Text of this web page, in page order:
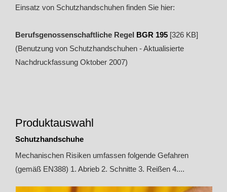
Einsatz von Schutzhandschuhen finden Sie hier:
Berufsgenossenschaftliche Regel BGR 195 [326 KB]
(Benutzung von Schutzhandschuhen - Aktualisierte
Nachdruckfassung Oktober 2007)
Produktauswahl
Schutzhandschuhe
Mechanischen Risiken umfassen folgende Gefahren
(gemäß EN388) 1. Abrieb 2. Schnitte 3. Reißen 4....